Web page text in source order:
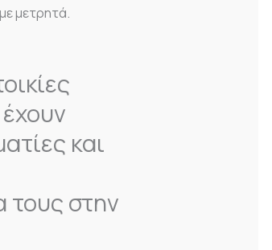
μετρητά.
και
τους στην